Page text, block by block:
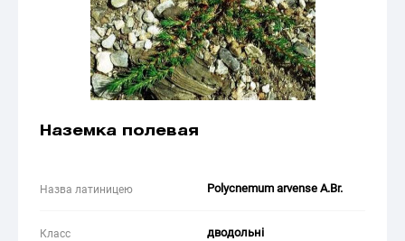
Наземка полевая
Назва латиницею Polycnemum arvense A.Br.
Класс дводольні